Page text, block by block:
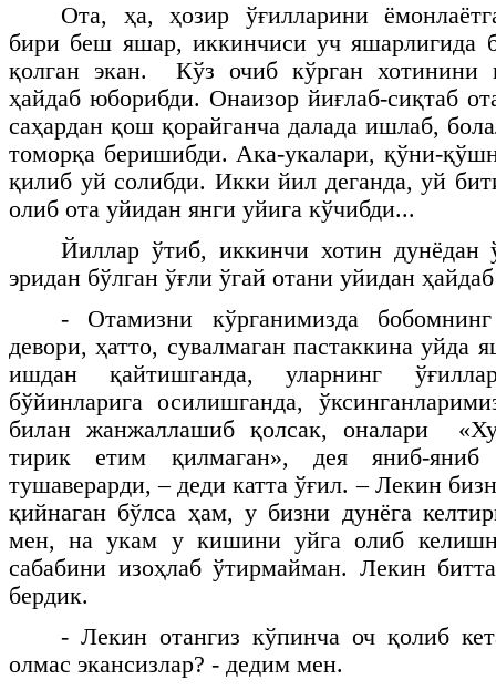
Ота, ҳа, ҳозир ўғилларини
бири беш яшар, иккинчиси уч яшарлигида
қолган экан. Кўз очиб кўрган хотинини
ҳайдаб юборибди. Онаизор йиғлаб-сиқтаб
саҳардан қош қорайганча далада ишлаб,
томорқа беришибди. Ака-укалари, қўни-
қилиб уй солибди. Икки йил деганда, уй
олиб ота уйидан янги уйига кўчибди...
Йиллар ўтиб, иккинчи хотин дунёдан
эридан бўлган ўғли ўгай отани уйидан
- Отамизни кўрганимизда бобомнинг
девори, ҳатто, сувалмаган пастаккина уйда
ишдан қайтишганда, уларнинг
бўйинларига осилишганда,
билан жанжаллашиб қолсак, оналари
тирик етим қилмаган», дея яниб-яниб
тушаверарди, – деди катта ўғил. – Лекин
қийнаган бўлса ҳам, у бизни дунёга
мен, на укам у кишини уйга олиб
сабабини изоҳлаб ўтирмайман. Лекин
бердик.
- Лекин отангиз кўпинча оч қолиб
олмас экансизлар? - дедим мен.